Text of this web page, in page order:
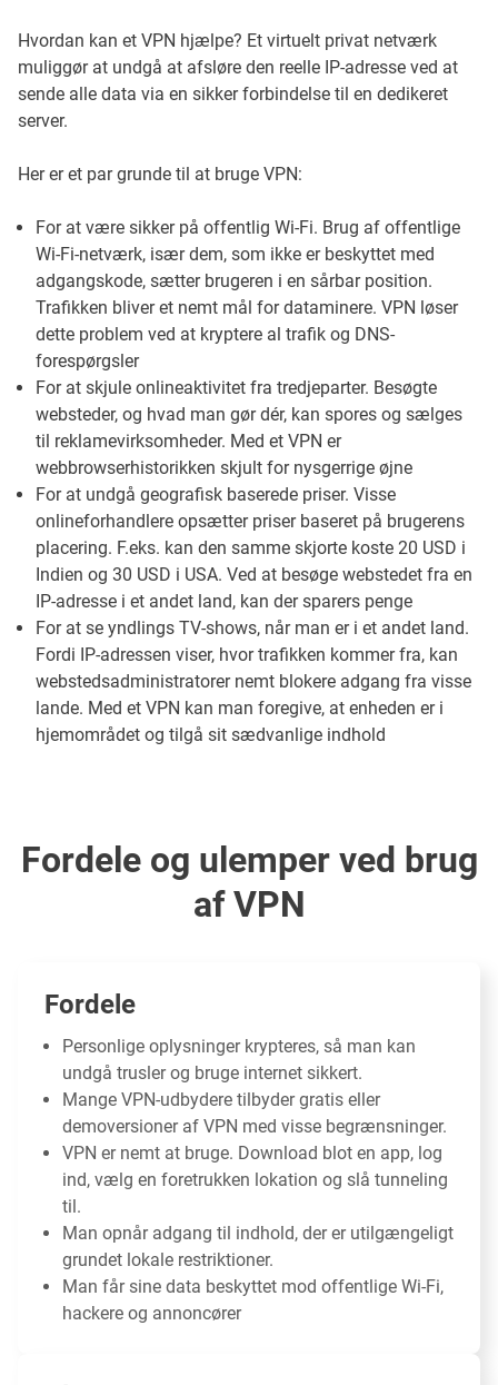
Hvordan kan et VPN hjælpe? Et virtuelt privat netværk
muliggør at undgå at afsløre den reelle IP-adresse ved at
sende alle data via en sikker forbindelse til en dedikeret
server.
Her er et par grunde til at bruge VPN:
For at være sikker på offentlig Wi-Fi. Brug af offentlige
Wi-Fi-netværk, især dem, som ikke er beskyttet med
adgangskode, sætter brugeren i en sårbar position.
Trafikken bliver et nemt mål for dataminere. VPN løser
dette problem ved at kryptere al trafik og DNS-
forespørgsler
For at skjule onlineaktivitet fra tredjeparter. Besøgte
websteder, og hvad man gør dér, kan spores og sælges
til reklamevirksomheder. Med et VPN er
webbrowserhistorikken skjult for nysgerrige øjne
For at undgå geografisk baserede priser. Visse
onlineforhandlere opsætter priser baseret på brugerens
placering. F.eks. kan den samme skjorte koste 20 USD i
Indien og 30 USD i USA. Ved at besøge webstedet fra en
IP-adresse i et andet land, kan der sparers penge
For at se yndlings TV-shows, når man er i et andet land.
Fordi IP-adressen viser, hvor trafikken kommer fra, kan
webstedsadministratorer nemt blokere adgang fra visse
lande. Med et VPN kan man foregive, at enheden er i
hjemområdet og tilgå sit sædvanlige indhold
Fordele og ulemper ved brug
af VPN
Fordele
Personlige oplysninger krypteres, så man kan
undgå trusler og bruge internet sikkert.
Mange VPN-udbydere tilbyder gratis eller
demoversioner af VPN med visse begrænsninger.
VPN er nemt at bruge. Download blot en app, log
ind, vælg en foretrukken lokation og slå tunneling
til.
Man opnår adgang til indhold, der er utilgængeligt
grundet lokale restriktioner.
Man får sine data beskyttet mod offentlige Wi-Fi,
hackere og annoncører